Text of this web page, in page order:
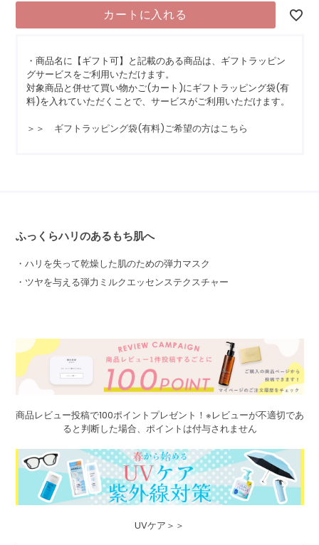
カートに入れる
・商品名に【ギフト可】と記載のある商品は、ギフトラッピン
グサービスをご利用いただけます。
対象商品と併せて買い物かご(カート)にギフトラッピング袋(有
料)を入れていただくことで、サービスがご利用いただけます。
＞＞ ギフトラッピング袋(有料)ご希望の方はこちら
ふっくらハリのあるもち肌へ
・ハリを失って乾燥した肌のための弾力マスク
・ツヤを与える弾力ミルクエッセンステクスチャー
商品レビュー投稿で100ポイントプレゼント！※レビューが不適切であ
ると判断した場合、ポイントは付与されません
UVケア＞＞